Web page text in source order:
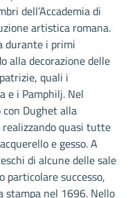
dell’Accademia di
artistica romana.
durante i primi
alla decorazione delle
quali i
e i Pamphilj. Nel
Dughet alla
realizzando quasi tutte
e gesso. A
di alcune delle sale
particolare successo,
stampa nel 1696. Nello